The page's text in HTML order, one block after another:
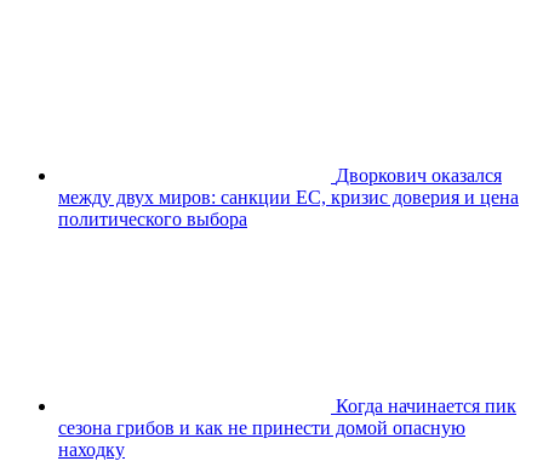
Дворкович оказался
между двух миров: санкции ЕС, кризис доверия и цена
политического выбора
Когда начинается пик
сезона грибов и как не принести домой опасную
находку